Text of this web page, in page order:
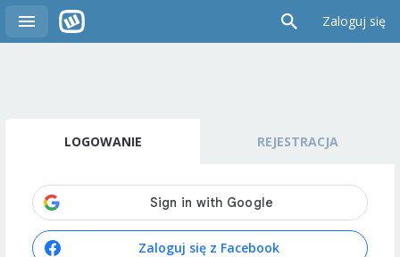
Zaloguj się
LOGOWANIE REJESTRACJA
Zaloguj się z Facebook